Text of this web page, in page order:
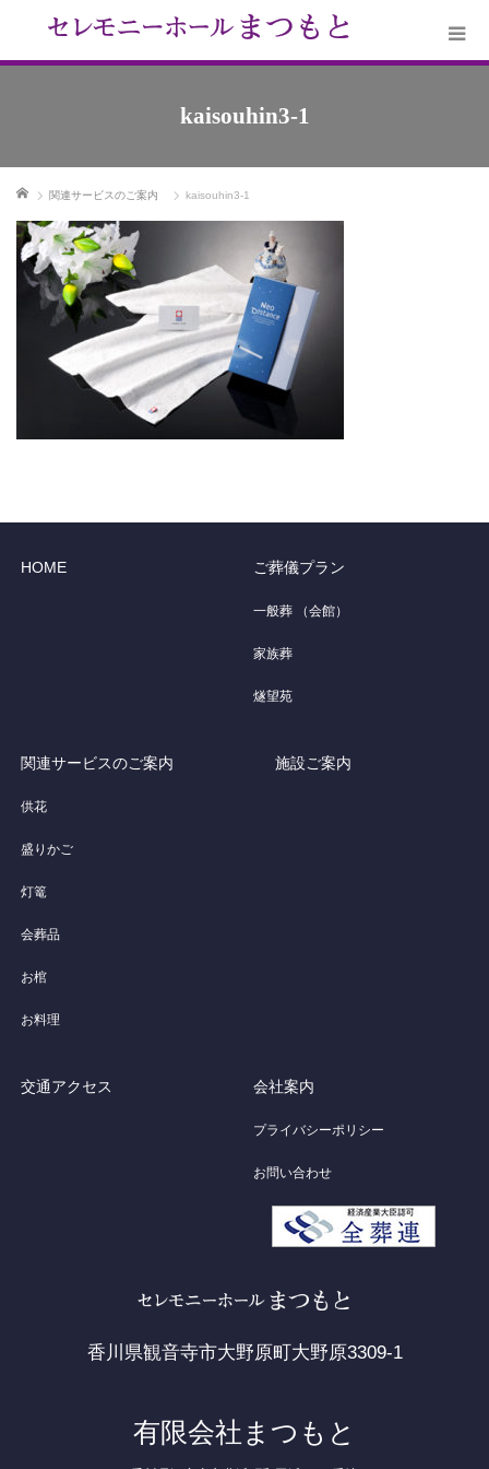
kaisouhin3-1
ホーム 関連サービスのご案内 kaisouhin3-1
HOME ご葬儀プラン
一般葬 （会館）
家族葬
燧望苑
関連サービスのご案内
供花
盛りかご
灯篭
会葬品
お棺
お料理
施設ご案内
交通アクセス 会社案内
プライバシーポリシー
お問い合わせ
香川県観音寺市大野原町大野原3309-1
有限会社まつもと